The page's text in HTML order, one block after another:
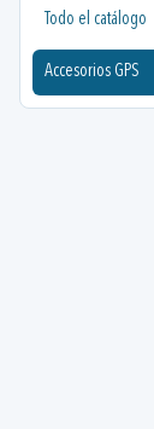
Todo el catálogo
Accesorios GPS